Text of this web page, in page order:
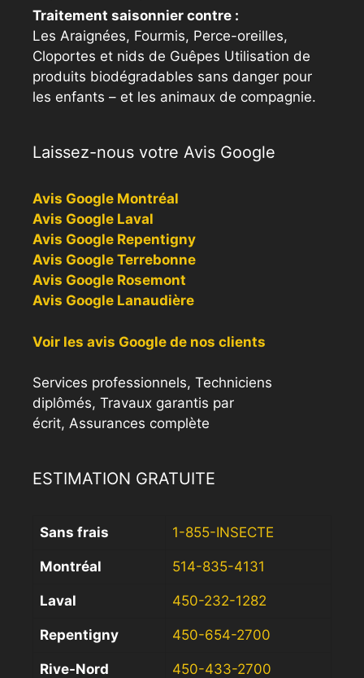
Traitement saisonnier contre :
Les Araignées, Fourmis, Perce-oreilles,
Cloportes et nids de Guêpes Utilisation de
produits biodégradables sans danger pour
les enfants – et les animaux de compagnie.
Laissez-nous votre Avis Google
Avis Google Montréal
Avis Google Laval
Avis Google Repentigny
Avis Google Terrebonne
Avis Google Rosemont
Avis Google Lanaudière
Voir les avis Google de nos clients
Services professionnels, Techniciens
diplômés, Travaux garantis par
écrit, Assurances complète
ESTIMATION GRATUITE
Sans frais 1-855-INSECTE
Montréal 514-835-4131
Laval 450-232-1282
Repentigny 450-654-2700
Rive-Nord 450-433-2700